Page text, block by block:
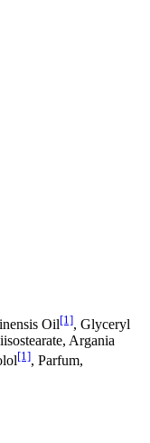
Oil[1], Glyceryl
Argania
[1], Parfum,